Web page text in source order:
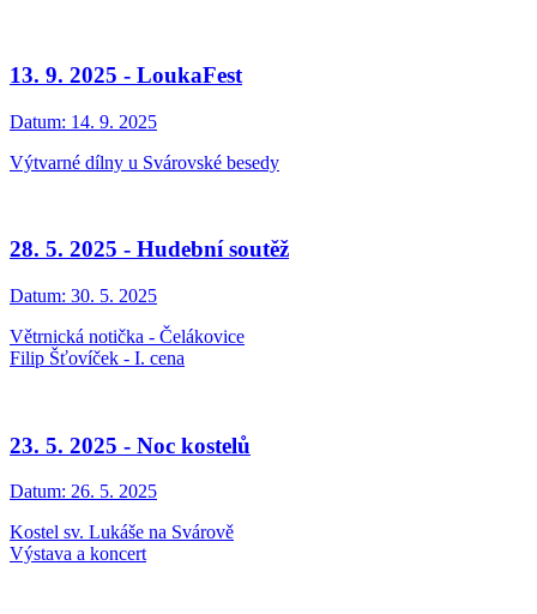
13. 9. 2025 - LoukaFest
Datum: 14. 9. 2025
Výtvarné dílny u Svárovské besedy
28. 5. 2025 - Hudební soutěž
Datum: 30. 5. 2025
Větrnická notička - Čelákovice
Filip Šťovíček - I. cena
23. 5. 2025 - Noc kostelů
Datum: 26. 5. 2025
Kostel sv. Lukáše na Svárově
Výstava a koncert